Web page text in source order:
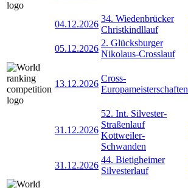
04.12.2026
34. Wiedenbrücker
Christkindllauf
05.12.2026
2. Glücksburger
Nikolaus-Crosslauf
13.12.2026
Cross-
Europameisterschaften
31.12.2026
52. Int. Silvester-
Straßenlauf
Kottweiler-
Schwanden
31.12.2026
44. Bietigheimer
Silvesterlauf